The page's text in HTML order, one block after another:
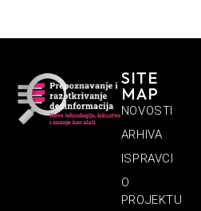
SITE
MAP
NOVOSTI
ARHIVA
ISPRAVCI
O
PROJEKTU